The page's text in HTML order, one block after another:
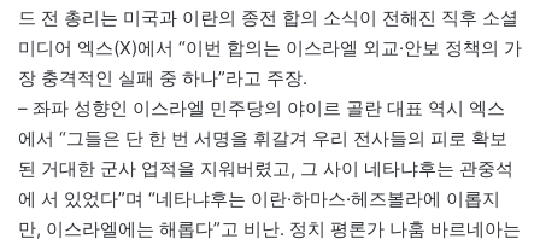
드 전 총리는 미국과 이란의 종전 합의 소식이 전해진 직후 소셜
미디어 엑스(X)에서 “이번 합의는 이스라엘 외교·안보 정책의 가
장 충격적인 실패 중 하나”라고 주장.
– 좌파 성향인 이스라엘 민주당의 야이르 골란 대표 역시 엑스
에서 “그들은 단 한 번 서명을 휘갈겨 우리 전사들의 피로 확보
된 거대한 군사 업적을 지워버렸고, 그 사이 네타냐후는 관중석
에 서 있었다”며 “네타냐후는 이란·하마스·헤즈볼라에 이롭지
만, 이스라엘에는 해롭다”고 비난. 정치 평론가 나훔 바르네아는